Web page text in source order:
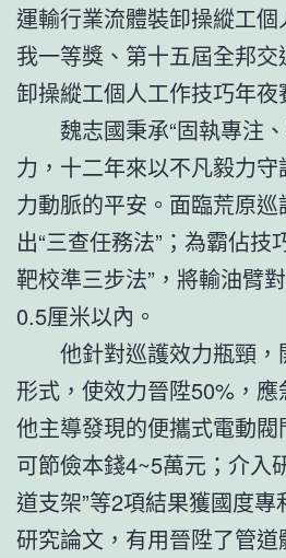
運輸行業流體裝卸操縱工
我一等獎、第十五屆全邦
卸操縱工個人工作技巧年夜
魏志國秉承“固執專注
力，十二年來以不凡毅力
力動脈的平安。面臨荒原
出“三查任務法”；為霸佔技
靶校準三步法”，將輸油臂
0.5厘米以內。
他針對巡護效力瓶頸，
形式，使效力晉陞50%，應
他主導發現的便攜式電動
可節儉本錢4~5萬元；介入
道支架”等2項結果獲國度
研究論文，有用晉陞了管